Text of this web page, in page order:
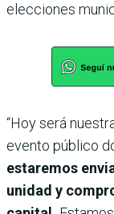
elecciones
“Hoy será
evento público
estaremos
unidad y